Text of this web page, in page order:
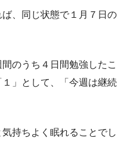
、同じ状態で１月７日の
のうち４日間勉強したこ
」として、「今週は継続
持ちよく眠れることでし